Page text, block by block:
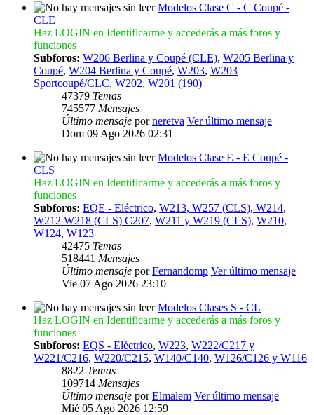
Modelos Clase C - C Coupé -
CLE
Haz LOGIN en Identificarme y accederás a más foros y
funciones
Subforos: W206 Berlina y Coupé (CLE), W205 Berlina y
Coupé, W204 Berlina y Coupé, W203, W203
Sportcoupé/CLC, W202, W201 (190)
47379 Temas
745577 Mensajes
Último mensaje porneretva Ver último mensaje
Dom 09 Ago 2026 02:31
Modelos Clase E - E Coupé -
CLS
Haz LOGIN en Identificarme y accederás a más foros y
funciones
Subforos: EQE - Eléctrico, W213, W257 (CLS), W214,
W212 W218 (CLS) C207, W211 y W219 (CLS), W210,
W124, W123
42475 Temas
518441 Mensajes
Último mensaje porFernandomp Ver último mensaje
Vie 07 Ago 2026 23:10
Modelos Clases S - CL
Haz LOGIN en Identificarme y accederás a más foros y
funciones
Subforos: EQS - Eléctrico, W223, W222/C217 y
W221/C216, W220/C215, W140/C140, W126/C126 y W116
8822 Temas
109714 Mensajes
Último mensaje porElmalem Ver último mensaje
Mié 05 Ago 2026 12:59